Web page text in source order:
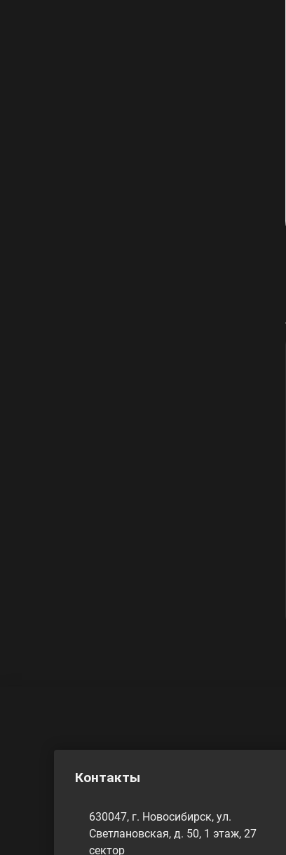
Контакты
630047, г. Новосибирск, ул.
Светлановская, д. 50, 1 этаж, 27
сектор